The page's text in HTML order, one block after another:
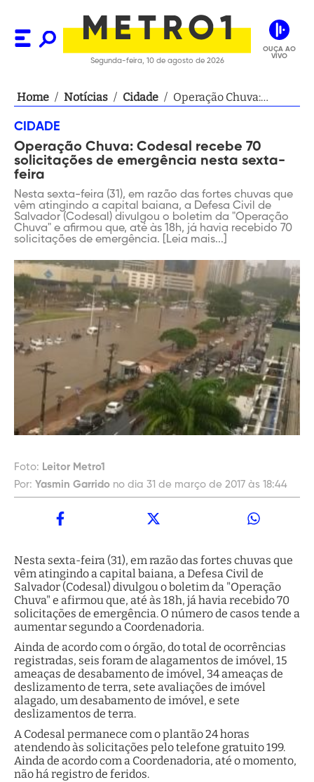
Segunda-feira, 10 de agosto de 2026
OUÇA AO
VIVO
Home / Notícias / Cidade / Operação Chuva:
emergência nesta
sexta-feira
CIDADE
Operação Chuva: Codesal recebe 70
solicitações de emergência nesta sexta-
feira
Nesta sexta-feira (31), em razão das fortes chuvas que
vêm atingindo a capital baiana, a Defesa Civil de
Salvador (Codesal) divulgou o boletim da "Operação
Chuva" e afirmou que, até às 18h, já havia recebido 70
solicitações de emergência. [Leia mais...]
Foto: Leitor Metro1
Por: Yasmin Garrido no dia 31 de março de 2017 às 18:44
Nesta sexta-feira (31), em razão das fortes chuvas que
vêm atingindo a capital baiana, a Defesa Civil de
Salvador (Codesal) divulgou o boletim da "Operação
Chuva" e afirmou que, até às 18h, já havia recebido 70
solicitações de emergência. O número de casos tende a
aumentar segundo a Coordenadoria.
Ainda de acordo com o órgão, do total de ocorrências
registradas, seis foram de alagamentos de imóvel, 15
ameaças de desabamento de imóvel, 34 ameaças de
deslizamento de terra, sete avaliações de imóvel
alagado, um desabamento de imóvel, e sete
deslizamentos de terra.
A Codesal permanece com o plantão 24 horas
atendendo às solicitações pelo telefone gratuito 199.
Ainda de acordo com a Coordenadoria, até o momento,
não há registro de feridos.